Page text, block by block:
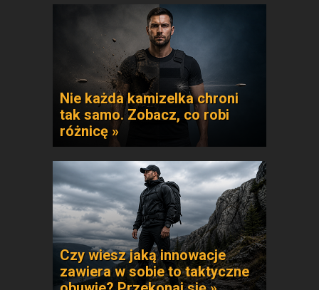
Nie każda kamizelka chroni
tak samo. Zobacz, co robi
różnicę »
Czy wiesz jaką innowacje
zawiera w sobie to taktyczne